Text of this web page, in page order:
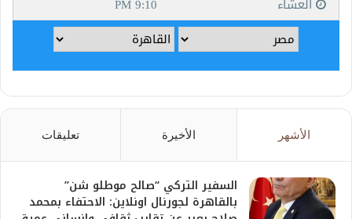
الأشهر الأخيرة تعليقات
السفير التركي “صالح موطلو شن”
بالقاهرة لجورنال اونلاين: الاحتفاء بمحمد